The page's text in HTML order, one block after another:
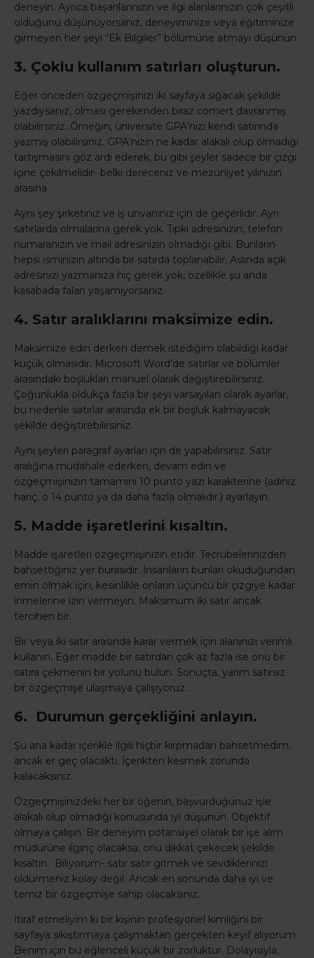
deneyin. Ayrıca başarılarınızın ve ilgi alanlarınızın çok çeşitli
olduğunu düşünüyorsanız, deneyiminize veya eğitiminize
girmeyen her şeyi “Ek Bilgiler” bölümüne atmayı düşünün.
3. Çoklu kullanım satırları oluşturun.
Eğer önceden özgeçmişinizi iki sayfaya sığacak şekilde
yazdıysanız, olması gerekenden biraz cömert davranmış
olabilirsiniz. Örneğin, üniversite GPA’nızı kendi satırında
yazmış olabilirsiniz. GPA’nizin ne kadar alakalı olup olmadığı
tartışmasını göz ardı ederek, bu gibi şeyler sadece bir çizgi
içine çekilmelidir- belki dereceniz ve mezuniyet yılınızın
arasına.
Aynı şey şirketiniz ve iş unvanınız için de geçerlidir. Ayrı
satırlarda olmalarına gerek yok. Tıpkı adresinizin, telefon
numaranızın ve mail adresinizin olmadığı gibi. Bunların
hepsi isminizin altında bir satırda toplanabilir. Aslında açık
adresinizi yazmanıza hiç gerek yok, özellikle şu anda
kasabada falan yaşamıyorsanız.
4. Satır aralıklarını maksimize edin.
Maksimize edin derken demek istediğim olabildiği kadar
küçük olmasıdır. Microsoft Word’de satırlar ve bölümler
arasındaki boşlukları manuel olarak değiştirebilirsiniz.
Çoğunlukla oldukça fazla bir şeyi varsayılan olarak ayarlar,
bu nedenle satırlar arasında ek bir boşluk kalmayacak
şekilde değiştirebilirsiniz.
Aynı şeyleri paragraf ayarları için de yapabilirsiniz. Satır
aralığına müdahale ederken, devam edin ve
özgeçmişinizin tamamını 10 punto yazı karakterine (adınız
hariç, o 14 punto ya da daha fazla olmalıdır.) ayarlayın.
5. Madde işaretlerini kısaltın.
Madde işaretleri özgeçmişinizin etidir. Tecrübelerinizden
bahsettiğiniz yer burasıdır. İnsanların bunları okuduğundan
emin olmak için, kesinlikle onların üçüncü bir çizgiye kadar
inmelerine izin vermeyin. Maksimum iki satır ancak
tercihen bir.
Bir veya iki satır arasında karar vermek için alanınızı verimli
kullanın. Eğer madde bir satırdan çok az fazla ise onu bir
satıra çekmenin bir yolunu bulun. Sonuçta, yarım satırsız
bir özgeçmişe ulaşmaya çalışıyoruz.
6. Durumun gerçekliğini anlayın.
Şu ana kadar içerikle ilgili hiçbir kırpmadan bahsetmedim,
ancak er geç olacaktı. İçerikten kesmek zorunda
kalacaksınız.
Özgeçmişinizdeki her bir öğenin, başvurduğunuz işle
alakalı olup olmadığı konusunda iyi düşünün. Objektif
olmaya çalışın. Bir deneyim potansiyel olarak bir işe alım
müdürüne ilginç olacaksa, onu dikkat çekecek şekilde
kısaltın. Biliyorum- satır satır gitmek ve sevdiklerinizi
öldürmeniz kolay değil. Ancak en sonunda daha iyi ve
temiz bir özgeçmişe sahip olacaksınız.
İtiraf etmeliyim ki bir kişinin profesyonel kimliğini bir
sayfaya sıkıştırmaya çalışmaktan gerçekten keyif alıyorum.
Benim için bu eğlenceli küçük bir zorluktur. Dolayısıyla,